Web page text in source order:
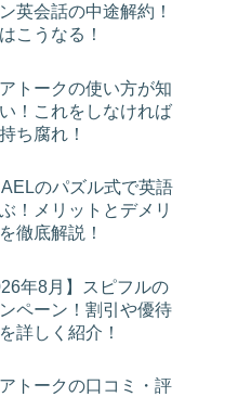
英会話の中途解約！
こうなる！
トークの使い方が知
！これをしなければ
ち腐れ！
のパズル式で英語
！メリットとデメリ
徹底解説！
年8月】スピフルの
ペーン！割引や優待
詳しく紹介！
トークの口コミ・評